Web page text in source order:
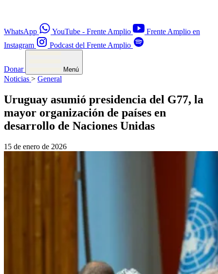
WhatsApp YouTube - Frente Amplio
Frente Amplio en
Instagram
Podcast del Frente Amplio
Donar Menú
Noticias > General
Uruguay asumió presidencia del G77, la
mayor organización de países en
desarrollo de Naciones Unidas
15 de enero de 2026